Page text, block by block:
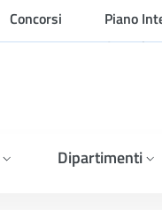
Concorsi
Piano
Dipartimenti